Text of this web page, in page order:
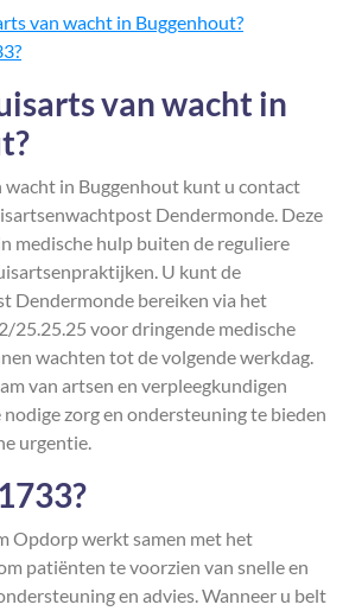
van wacht in Buggenhout?
van wacht in
wacht in Buggenhout kunt u contact
Dendermonde. Deze
medische hulp buiten de reguliere
U kunt de
Dendermonde bereiken via het
25.25.25 voor dringende medische
wachten tot de volgende werkdag.
van artsen en verpleegkundigen
zorg en ondersteuning te bieden
urgentie.
Opdorp werkt samen met het
patiënten te voorzien van snelle en
en advies. Wanneer u belt